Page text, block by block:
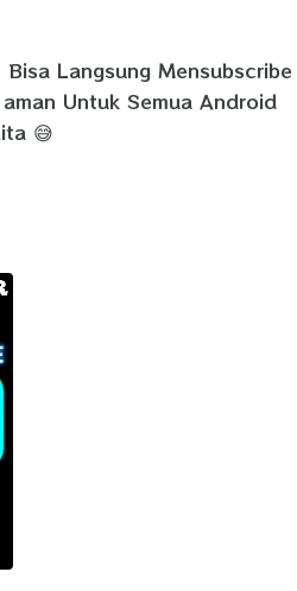
Langsung Mensubscribe
Untuk Semua Android
😅